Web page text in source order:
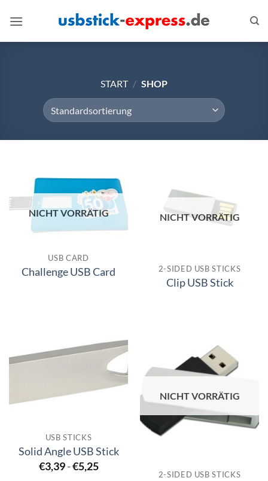
Inhalt
START / SHOP
NICHT VORRÄTIG
USB CARD
Challenge USB Card
NICHT VORRÄTIG
2-SIDED USB STICKS
Clip USB Stick
USB STICKS
Solid Angle USB Stick
€3,39-€5,25
NICHT VORRÄTIG
2-SIDED USB STICKS